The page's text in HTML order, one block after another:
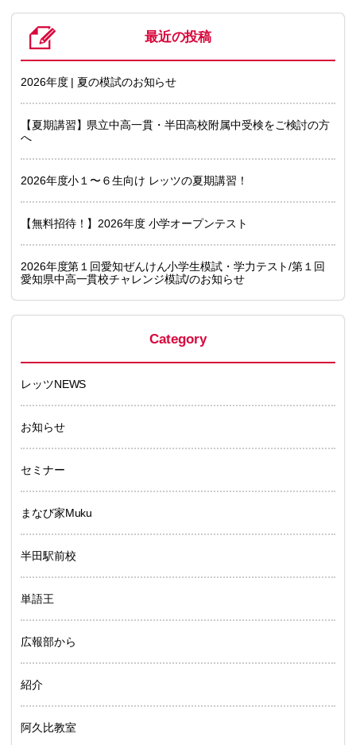
最近の投稿
2026年度 | 夏の模試のお知らせ
【夏期講習】県立中高一貫・半田高校附属中受検をご検討の方
へ
2026年度小１〜６生向け レッツの夏期講習！
【無料招待！】2026年度 小学オープンテスト
2026年度第１回愛知ぜんけん小学生模試・学力テスト/第１回
愛知県中高一貫校チャレンジ模試/のお知らせ
Category
レッツNEWS
お知らせ
セミナー
まなび家Muku
半田駅前校
単語王
広報部から
紹介
阿久比教室